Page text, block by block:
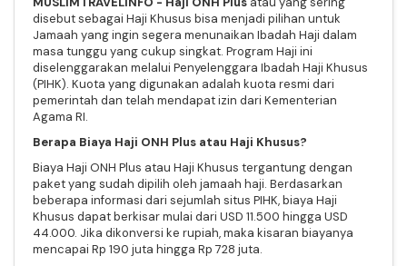
disebut sebagai Haji Khusus bisa menjadi pilihan untuk
Jamaah yang ingin segera menunaikan Ibadah Haji dalam
masa tunggu yang cukup singkat. Program Haji ini
diselenggarakan melalui Penyelenggara Ibadah Haji Khusus
(PIHK). Kuota yang digunakan adalah kuota resmi dari
pemerintah dan telah mendapat izin dari Kementerian
Agama RI.
Berapa Biaya Haji ONH Plus atau Haji Khusus?
Biaya Haji ONH Plus atau Haji Khusus tergantung dengan
paket yang sudah dipilih oleh jamaah haji. Berdasarkan
beberapa informasi dari sejumlah situs PIHK, biaya Haji
Khusus dapat berkisar mulai dari USD 11.500 hingga USD
44.000. Jika dikonversi ke rupiah, maka kisaran biayanya
mencapai Rp 190 juta hingga Rp 728 juta.